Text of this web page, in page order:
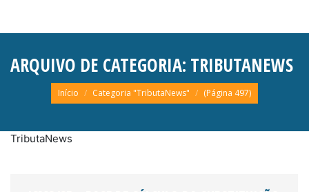
ARQUIVO DE CATEGORIA: TRIBUTANEWS
Você está aqui:
Início Categoria "TributaNews" (Página 497)
TributaNews